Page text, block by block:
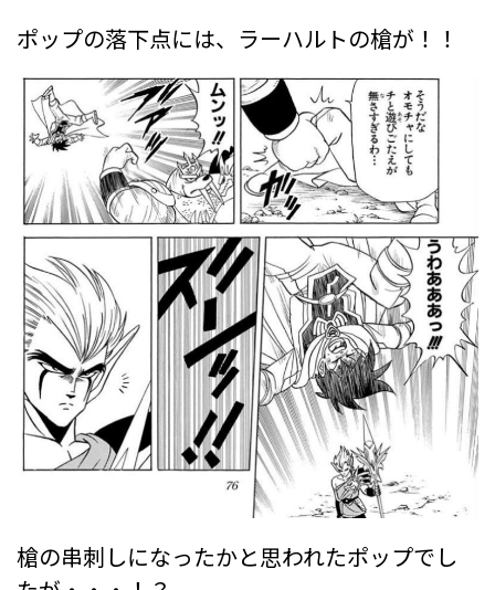
ポップの落下点には、ラーハルトの槍が！！
槍の串刺しになったかと思われたポップでし